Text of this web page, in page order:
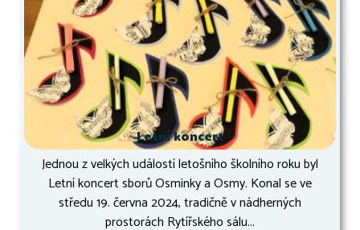
Letní koncert
Jednou z velkých událostí letošního školního roku byl
Letní koncert sborů Osminky a Osmy. Konal se ve
středu 19. června 2024, tradičně v nádherných
prostorách Rytířského sálu...